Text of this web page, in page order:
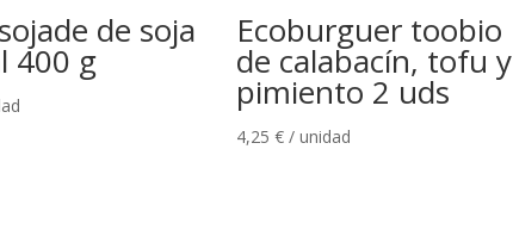
de soja
400 g
Ecoburguer toobio
de calabacín, tofu y
pimiento 2 uds
4,25€ / unidad